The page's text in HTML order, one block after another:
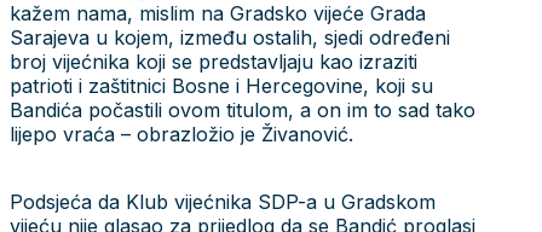
kažem nama, mislim na Gradsko vijeće Grada
Sarajeva u kojem, između ostalih, sjedi određeni
broj vijećnika koji se predstavljaju kao izraziti
patrioti i zaštitnici Bosne i Hercegovine, koji su
Bandića počastili ovom titulom, a on im to sad tako
lijepo vraća – obrazložio je Živanović.
Podsjeća da Klub vijećnika SDP-a u Gradskom
vijeću nije glasao za prijedlog da se Bandić proglasi